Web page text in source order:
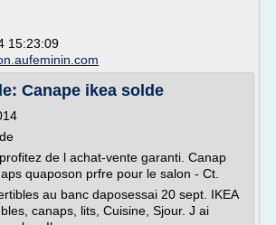
15:23:09
Canape ikea solde
de l achat-vente garanti. Canap
quaposon prfre pour le salon - Ct.
au banc daposessai 20 sept. IKEA
canaps, lits, Cuisine, Sjour. J ai